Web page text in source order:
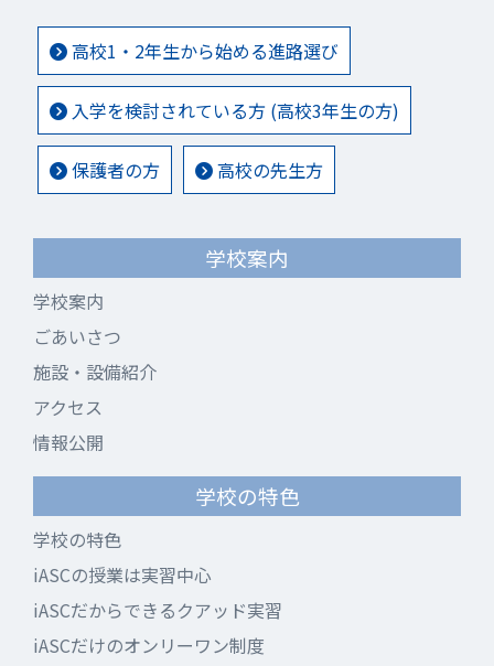
高校1・2年生から始める進路選び
入学を検討されている方 (高校3年生の方)
保護者の方 高校の先生方
学校案内
学校案内
ごあいさつ
施設・設備紹介
アクセス
情報公開
学校の特色
学校の特色
iASCの授業は実習中心
iASCだからできるクアッド実習
iASCだけのオンリーワン制度